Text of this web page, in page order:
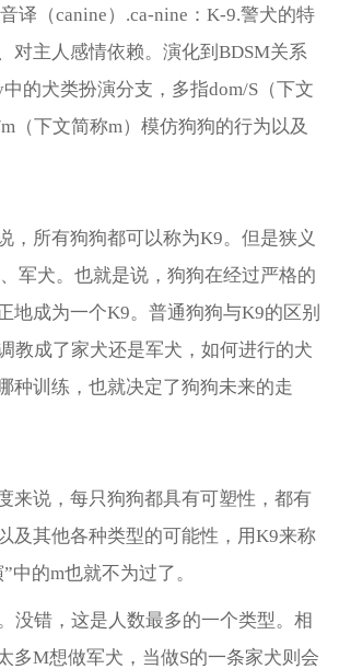
译（canine）.ca-nine：K-9.警犬的特
对主人感情依赖。演化到BDSM关系
的犬类扮演分支，多指dom/S（下文
（下文简称m）模仿狗狗的行为以及
，所有狗狗都可以称为K9。但是狭义
军犬。也就是说，狗狗在经过严格的
地成为一个K9。普通狗狗与K9的区别
教成了家犬还是军犬，如何进行的犬
种训练，也就决定了狗狗未来的走
来说，每只狗狗都具有可塑性，都有
及其他各种类型的可能性，用K9来称
中的m也就不为过了。
没错，这是人数最多的一个类型。相
多M想做军犬，当做S的一条家犬则会